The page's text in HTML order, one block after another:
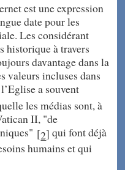
est une expression
date pour les
Les considérant
historique à travers
davantage dans la
valeurs incluses dans
a souvent
les médias sont, à
II, "de
[2] qui font déjà
humains et qui